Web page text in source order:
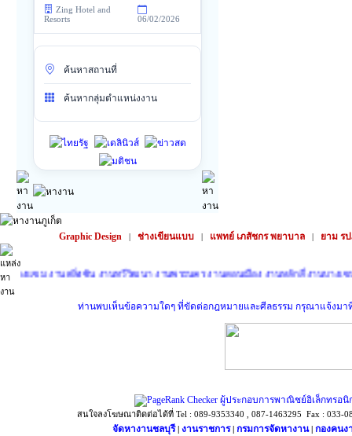
Zing Hotel and
Resorts
06/02/2026
ค้นหาสถานที่
ค้นหากลุ่มตำแหน่งงาน
Graphic Design | ช่างเขียนแบบ | แพทย์ เภสัชกร พยาบาล | ยาม ร
ม งานตลิ่งชัน งานทวีวัฒนา งานพระนคร งานดอนเมือง งานหลักสี่งานบางเขนงานส
ท่านพบเห็นข้อความใดๆ ที่ขัดต่อกฎหมายและศีลธรรม กรุณาแจ้งมาที่
ผู้ประกอบการพาณิชย์อิเล็กทรอ
สนใจลงโฆษณาติดต่อได้ที่ Tel : 089-9353340 , 087-1463295 Fax : 033-
จัดหางานชลบุรี งานราชการ กรมการจัดหางาน กองคนง